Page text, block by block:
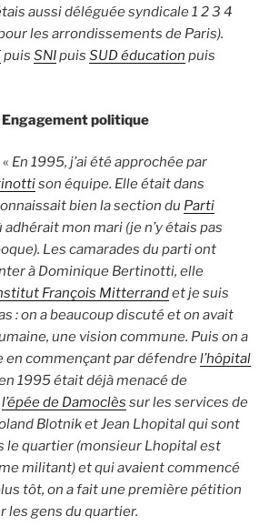
aussi déléguée syndicale 1 2 3 4
pour les arrondissements de Paris).
puis SNIpuis SUD éducation puis
Engagement politique
« En 1995, j’ai été approchée par
son équipe. Elle était dans
bien la section du Parti
adhérait mon mari (je n’y étais pas
Les camarades du parti ont
à Dominique Bertinotti, elle
François Mitterrandet je suis
: on a beaucoup discuté et on avait
une vision commune. Puis on a
en commençant par défendrel’hôpital
1995 était déjà menacé de
l’épée de Damoclès sur les services de
Blotnik et Jean Lhopital qui sont
le quartier (monsieur Lhopital est
militant) et qui avaient commencé
tôt, on a fait une première pétition
les gens du quartier.